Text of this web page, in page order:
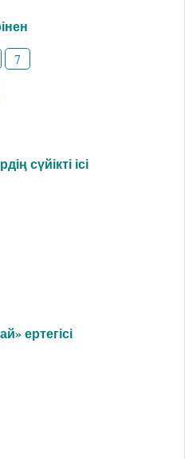
7
сүйікті ісі
ертегісі